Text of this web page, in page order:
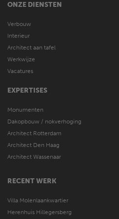
ONZE DIENSTEN
Verbouw
Interieur
Architect aan tafel
Werkwijze
Vacatures
EXPERTISES
Monumenten
Dakopbouw / nokverhoging
Architect Rotterdam
Architect Den Haag
Architect Wassenaar
RECENT WERK
Villa Molenlaankwartier
Herenhuis Hillegersberg